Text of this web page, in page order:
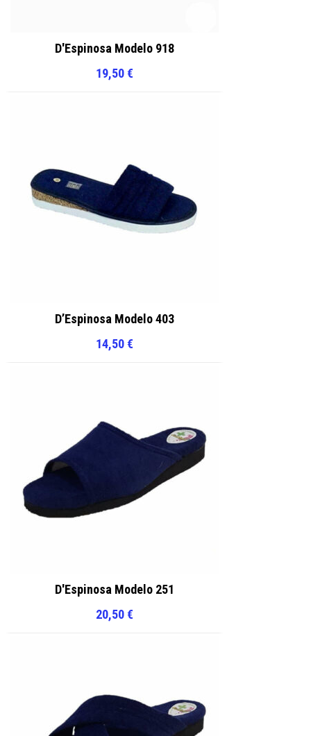
D'Espinosa Modelo 918
19,50€
D’Espinosa Modelo 403
14,50€
D'Espinosa Modelo 251
20,50€